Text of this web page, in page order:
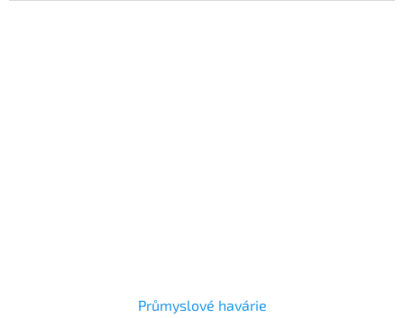
Průmyslové havárie